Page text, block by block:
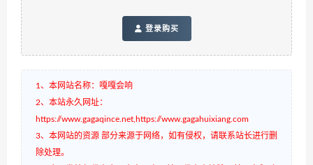
登录购买
1、本网站名称：嘎嘎会响
2、本站永久网址：
https://www.gagaqince.net,https://www.gagahuixiang.com
3、本网站的资源 部分来源于网络，如有侵权，请联系站长进行删
除处理。